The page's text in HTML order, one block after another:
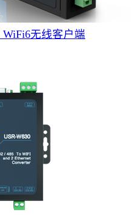
WiFi6无线客户端